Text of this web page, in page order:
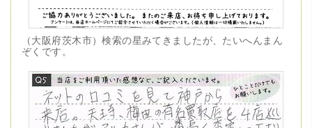
（大阪府茨木市）検索の星みてきましたが、たいへんまん
ぞくです。